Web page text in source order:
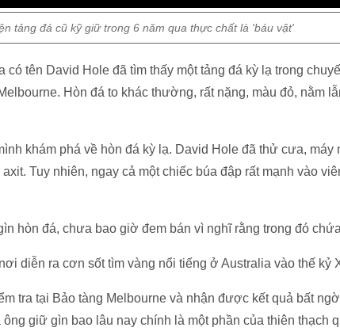
tảng đá cũ kỹ giữ trong 6 năm qua thực chất là 'báu vật'
có tên David Hole đã tìm thấy một tảng đá kỳ lạ trong
Hòn đá to khác thường, rất nặng, màu đỏ, nằm
khám phá về hòn đá kỳ lạ. David Hole đã thử cưa, máy
Tuy nhiên, ngay cả một chiếc búa đập rất mạnh vào
hòn đá, chưa bao giờ đem bán vì nghĩ rằng trong đó
diễn ra cơn sốt tìm vàng nổi tiếng ở Australia vào thế kỷ
tra tại Bảo tàng Melbourne và nhận được kết quả bất
giữ gìn bao lâu nay chính là một phần của thiên thạch